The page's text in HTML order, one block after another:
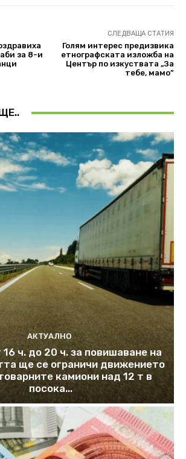
за 8-и
СЛЕДВАЩА СТАТИЯ
Голям интерес предизвика
етнографската изложба на
Център по изкуствата „За
тебе, мамо”
АКТУАЛНО
ч. до 20 ч. за повишаване на
ще се ограничи движението
камиони над 12 т в
посока...